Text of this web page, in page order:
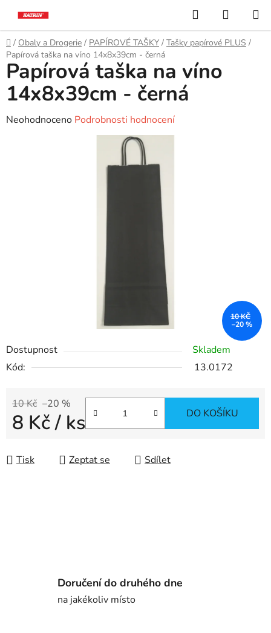
obsah
Hledat
KOŠÍK
Domů
/ Obaly a Drogerie / PAPÍROVÉ TAŠKY / Tašky papírové PLUS /
Papírová taška na víno 14x8x39cm - černá
Dostupnost
Skladem
Kód:
13.0172
10 Kč –20 %
8 Kč/ ks DO KOŠÍKU
Tisk Zeptat se Sdílet
Papírová taška na víno
14x8x39cm - černá
Průměrné
Neohodnoceno Podrobnosti hodnocení
10 KČ
–20 %
Doručení do druhého dne
na jakékoliv místo